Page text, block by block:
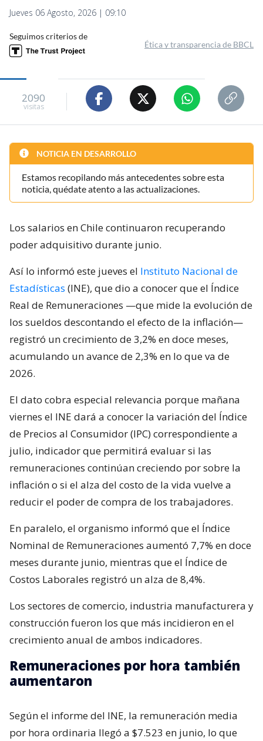
Jueves 06 Agosto, 2026 | 09:10
Seguimos criterios de
Ética y transparencia de BBCL
2090
visitas
NOTICIA EN DESARROLLO
Estamos recopilando más antecedentes sobre esta
noticia, quédate atento a las actualizaciones.
Los salarios en Chile continuaron recuperando
poder adquisitivo durante junio.
Así lo informó este jueves el Instituto Nacional de
Estadísticas (INE), que dio a conocer que el Índice
Real de Remuneraciones —que mide la evolución de
los sueldos descontando el efecto de la inflación—
registró un crecimiento de 3,2% en doce meses,
acumulando un avance de 2,3% en lo que va de
2026.
El dato cobra especial relevancia porque mañana
viernes el INE dará a conocer la variación del Índice
de Precios al Consumidor (IPC) correspondiente a
julio, indicador que permitirá evaluar si las
remuneraciones continúan creciendo por sobre la
inflación o si el alza del costo de la vida vuelve a
reducir el poder de compra de los trabajadores.
En paralelo, el organismo informó que el Índice
Nominal de Remuneraciones aumentó 7,7% en doce
meses durante junio, mientras que el Índice de
Costos Laborales registró un alza de 8,4%.
Los sectores de comercio, industria manufacturera y
construcción fueron los que más incidieron en el
crecimiento anual de ambos indicadores.
Remuneraciones por hora también
aumentaron
Según el informe del INE, la remuneración media
por hora ordinaria llegó a $7.523 en junio, lo que